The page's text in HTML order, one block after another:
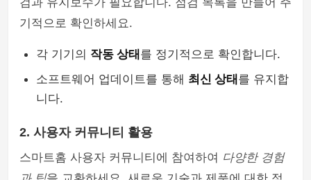
기적으로 확인하세요.
각 기기의 작동 상태 를 정기적으로 확인합니다.
소프트웨어 업데이트를 통해 최신 상태 를 유지합
니다.
2. 사용자 커뮤니티 활용
스마트홈 사용자 커뮤니티에 참여하여 다양한 경험